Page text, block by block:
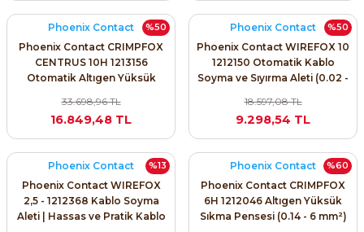
%50
Phoenix Contact
Phoenix Contact CRIMPFOX
CENTRUS 10H 1213156
Otomatik Altıgen Yüksük
33.698,96 TL
16.849,48 TL
%50
Phoenix Contact
Phoenix Contact WIREFOX 10
1212150 Otomatik Kablo
Soyma ve Sıyırma Aleti (0.02 -
18.597,08 TL
9.298,54 TL
%13
Phoenix Contact
Phoenix Contact WIREFOX
2,5 - 1212368 Kablo Soyma
Aleti | Hassas ve Pratik Kablo
%60
Phoenix Contact
Phoenix Contact CRIMPFOX
6H 1212046 Altıgen Yüksük
Sıkma Pensesi (0.14 - 6 mm²)